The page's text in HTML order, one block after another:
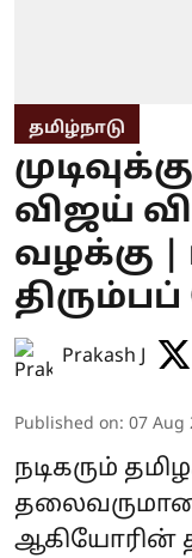
தமிழ்நாடு
விஜய்
வழக்கு
Prakash J
Published on: 07 Aug
நடிகரும்
ஆகியோரின்